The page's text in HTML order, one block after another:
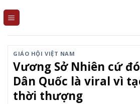
GIÁO HỘI VIỆT NAM
Vương Sở Nhiên cứ
Dân Quốc là viral vì
thời thượng